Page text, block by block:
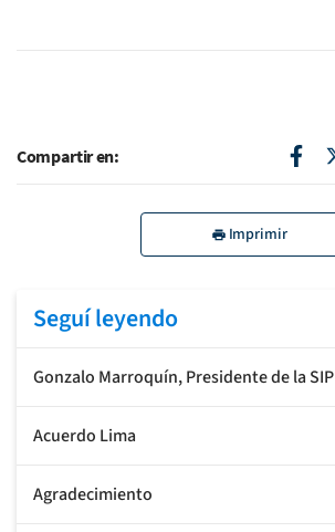
Compartir en:
Imprimir
Seguí leyendo
Gonzalo Marroquín, Presidente de la SIP
Acuerdo Lima
Agradecimiento